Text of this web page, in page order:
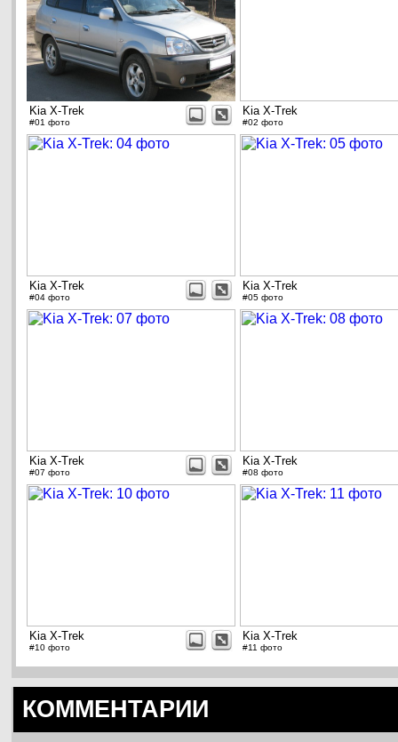
Kia X-Trek
#01 фото
Kia X-Trek
#02 фото
Kia X-Trek
#04 фото
Kia X-Trek
#05 фото
Kia X-Trek
#07 фото
Kia X-Trek
#08 фото
Kia X-Trek
#10 фото
Kia X-Trek
#11 фото
КОММЕНТАРИИ